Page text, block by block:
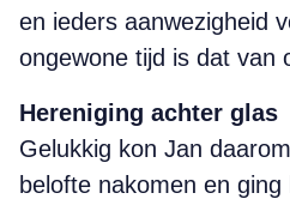
en ieders aanwezigheid
ongewone tijd is dat van
Hereniging achter glas
Gelukkig kon Jan
belofte nakomen en